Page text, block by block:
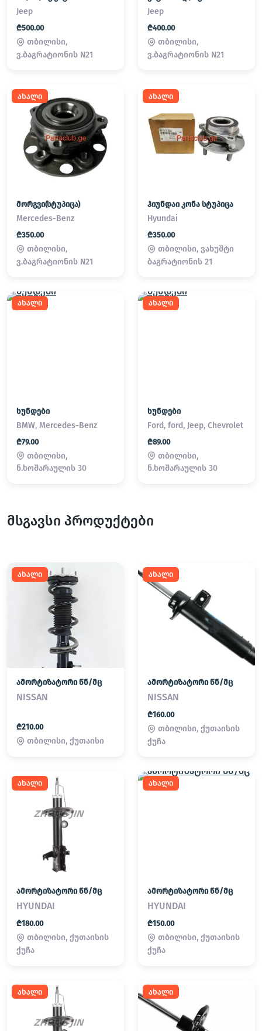
Jeep
₾500.00
თბილისი,
ვ.ბაგრატიონის N21
Jeep
₾400.00
თბილისი,
ვ.ბაგრატიონის N21
ახალი
მორგვი(სტუპიცა)
Mercedes-Benz
₾350.00
თბილისი,
ვ.ბაგრატიონის N21
ახალი
ჰიუნდაი კონა სტუპიცა
Hyundai
₾350.00
თბილისი, ვახუშტი
ბაგრატიონის 21
ახალი
ხუნდები
BMW, Mercedes-Benz
₾79.00
თბილისი,
ნ.ხოშარაულის 30
ახალი
ხუნდები
Ford, ford, Jeep, Chevrolet
₾89.00
თბილისი,
ნ.ხოშარაულის 30
მსგავსი პროდუქტები
ახალი
ამორტიზატორი წნ/მც
NISSAN
₾210.00
თბილისი, ქუთაისი
ახალი
ამორტიზატორი წნ/მც
NISSAN
₾160.00
თბილისი, ქუთაისის
ქუჩა
ახალი
ამორტიზატორი წნ/მც
HYUNDAI
₾180.00
თბილისი, ქუთაისის
ქუჩა
ახალი
ამორტიზატორი წნ/მც
HYUNDAI
₾150.00
თბილისი, ქუთაისის
ქუჩა
ახალი ახალი